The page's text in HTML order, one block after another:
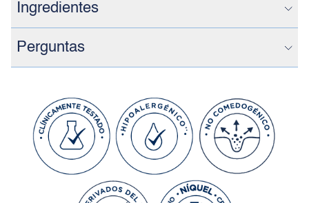
Ingredientes
Perguntas